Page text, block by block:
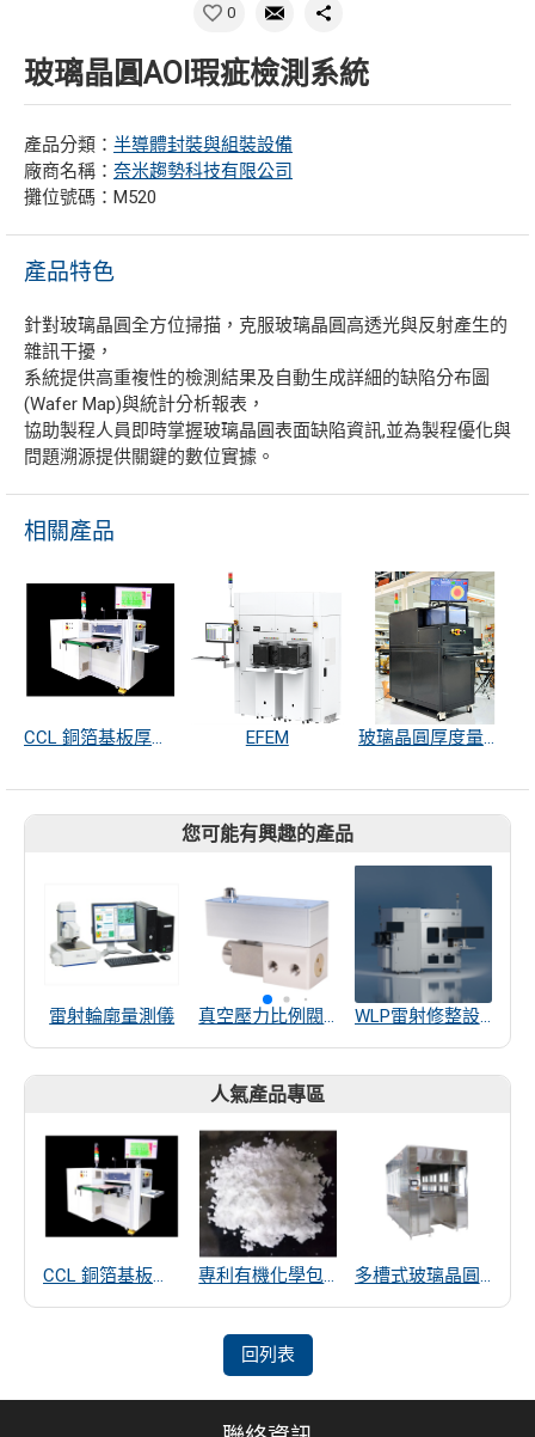
0
玻璃晶圓AOI瑕疵檢測系統
產品分類： 半導體封裝與組裝設備
廠商名稱： 奈米趨勢科技有限公司
攤位號碼：M520
產品特色
針對玻璃晶圓全方位掃描，克服玻璃晶圓高透光與反射產生的
雜訊干擾，
系統提供高重複性的檢測結果及自動生成詳細的缺陷分布圖
(Wafer Map)與統計分析報表，
協助製程人員即時掌握玻璃晶圓表面缺陷資訊,並為製程優化與
問題溯源提供關鍵的數位實據。
相關產品
CCL 銅箔基板厚度量測 EFEM 玻璃晶圓厚度量測系統
您可能有興趣的產品
雷射輪廓量測儀 WLP雷射修整設備
人氣產品專區
CCL 銅箔基板厚度量測 專利有機化學包覆SiO2遠紅外線散熱粒子 多槽式玻璃晶圓清洗機
回列表